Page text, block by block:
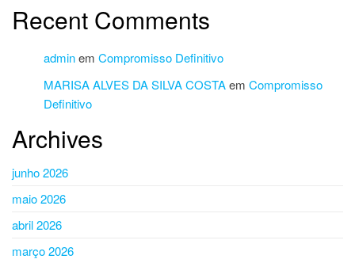
Recent Comments
adminem Compromisso Definitivo
MARISA ALVES DA SILVA COSTAem Compromisso
Definitivo
Archives
junho 2026
maio 2026
abril 2026
março 2026